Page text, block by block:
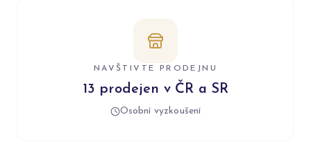
NAVŠTIVTE PRODEJNU
13 prodejen v ČR a SR
Osobní vyzkoušení